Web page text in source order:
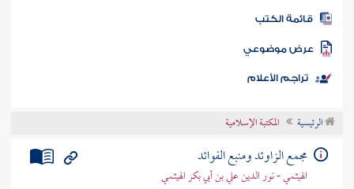
المكتبة
الكتب
موضوعي
تراجم الأعلام
الرئيسية المكتبة الإسلامية
مجمع الزاوئد ومنبع الفوائد
الهيثمي - نور الدين علي بن أبي بكر الهيثمي